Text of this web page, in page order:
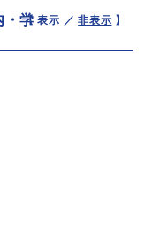
・学【 表示 ／非表示 】